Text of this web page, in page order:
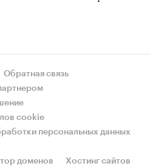
Обратная связь
cookie
персональных данных
доменов
Хостинг сайтов